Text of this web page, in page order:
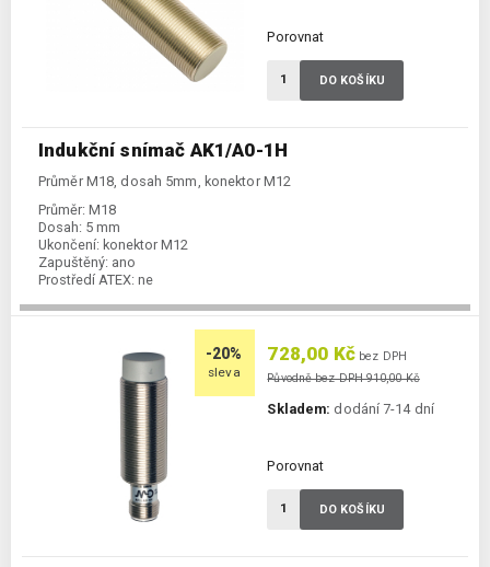
Indukční snímač AK1/A0-1H
Průměr M18, dosah 5mm, konektor M12
Průměr: M18
Dosah: 5 mm
Ukončení: konektor M12
Zapuštěný: ano
Prostředí ATEX: ne
Porovnat
DO KOŠÍKU
-20%
sleva
728,00 Kč bez DPH
Původně bez DPH 910,00 Kč
Skladem: dodání 7-14 dní
Porovnat
DO KOŠÍKU